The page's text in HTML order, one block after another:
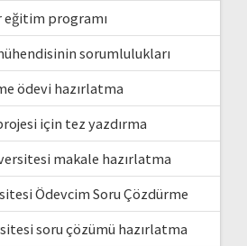
eğitim programı
sorumlulukları
ödevi hazırlatma
için tez yazdırma
makale hazırlatma
Ödevcim Soru Çözdürme
soru çözümü hazırlatma